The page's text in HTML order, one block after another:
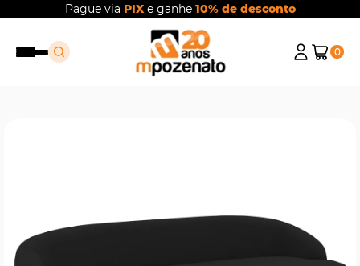
Pague via PIXe ganhe 10% de desconto
0